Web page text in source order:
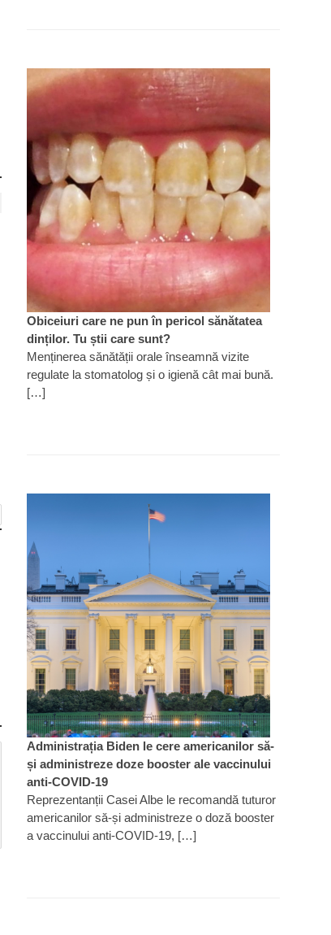
Obiceiuri care ne pun în pericol sănătatea
dinților. Tu știi care sunt?
Menținerea sănătății orale înseamnă vizite
regulate la stomatolog și o igienă cât mai bună.
[…]
Administrația Biden le cere americanilor să-
și administreze doze booster ale vaccinului
anti-COVID-19
Reprezentanții Casei Albe le recomandă tuturor
americanilor să-și administreze o doză booster
a vaccinului anti-COVID-19, […]